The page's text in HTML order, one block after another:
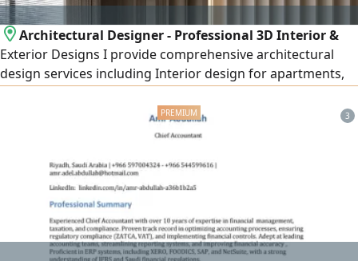
Architectural Designer - Professional 3D Interior &
Exterior Designs I provide comprehensive architectural
design services including Interior design for apartments,
(Modern - Classic - Modern Classic - Neo - Classical) High -
quality realistic 3D rendering Detailed construction
3